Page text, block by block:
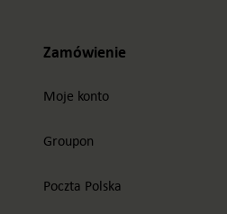
Zamówienie
Moje konto
Groupon
Poczta Polska